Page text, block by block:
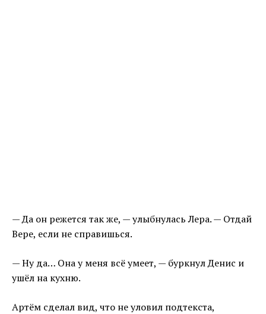
— Да он режется так же, — улыбнулась Лера. — Отдай
Вере, если не справишься.
— Ну да… Она у меня всё умеет, — буркнул Денис и
ушёл на кухню.
Артём сделал вид, что не уловил подтекста,